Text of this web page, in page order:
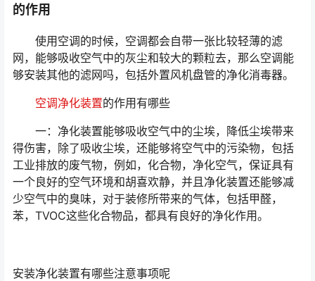
的作用
使用空调的时候，空调都会自带一张比较轻薄的滤
网，能够吸收空气中的灰尘和较大的颗粒去，那么空调能
够安装其他的滤网吗，包括外置风机盘管的净化消毒器。
空调净化装置的作用有哪些
一：净化装置能够吸收空气中的尘埃，降低尘埃带来
得伤害，除了吸收尘埃，还能够将空气中的污染物，包括
工业排放的废气物，例如，化合物，净化空气，保证具有
一个良好的空气环境和胡喜欢静，并且净化装置还能够减
少空气中的臭味，对于装修所带来的气体，包括甲醛，
苯，TVOC这些化合物品，都具有良好的净化作用。
安装净化装置有哪些注意事项呢